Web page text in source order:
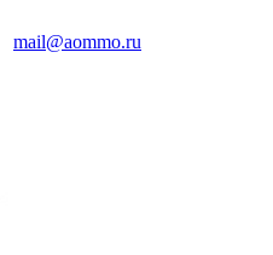
mail@aommo.ru